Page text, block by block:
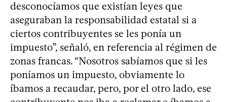
desconocíamos que existían leyes que
aseguraban la responsabilidad estatal si a
ciertos contribuyentes se les ponía un
impuesto”, señaló, en referencia al régimen de
zonas francas. “Nosotros sabíamos que si les
poníamos un impuesto, obviamente lo
íbamos a recaudar, pero, por el otro lado, ese